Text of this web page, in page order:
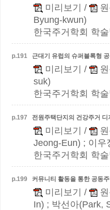
미리보기 /
Byung-kwun)
한국주거학회 학
p.191 근대기 유럽의 슈퍼블록형
미리보기 /
suk)
한국주거학회 학
p.197 전원주택단지의 건강주거 디
미리보기 /
Jeong-Eun) ; 이우
한국주거학회 학
p.199 커뮤니티 활동을 통한 공동
미리보기 /
In) ; 박선아(Park,